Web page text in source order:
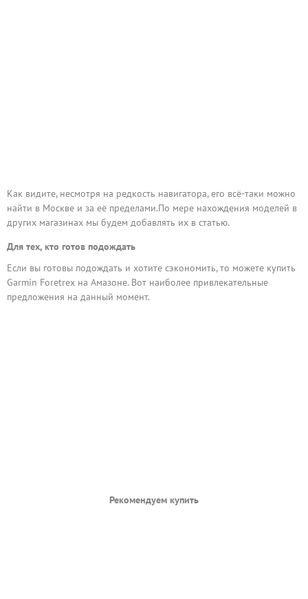
Как видите, несмотря на редкость навигатора, его всё-таки можно
найти в Москве и за её пределами.По мере нахождения моделей в
других магазинах мы будем добавлять их в статью.
Для тех, кто готов подождать
Если вы готовы подождать и хотите сэкономить, то можете купить
Garmin Foretrex на Амазоне. Вот наиболее привлекательные
предложения на данный момент.
Рекомендуем купить